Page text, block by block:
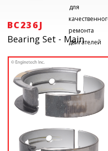
для
ремонта
двигателей
BC236J
Bearing Set - Main